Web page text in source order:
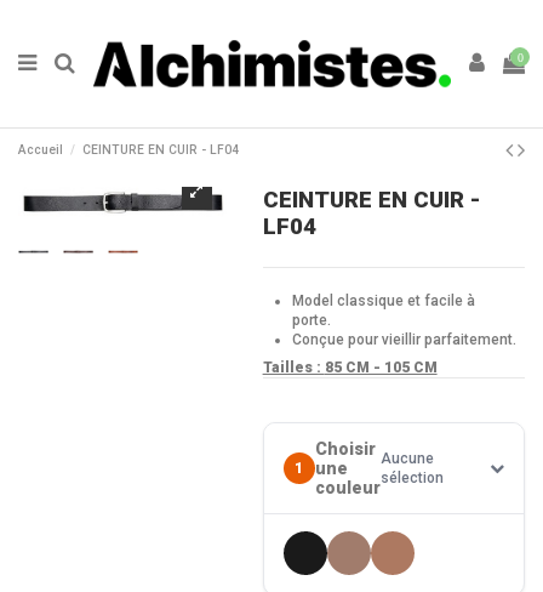
0
Accueil CEINTURE EN CUIR - LF04
CEINTURE EN CUIR -
LF04
Model classique et facile à
porte.
Conçue pour vieillir parfaitement.
Tailles : 85 CM - 105 CM
1
Choisir
une
couleur
Aucune
sélection